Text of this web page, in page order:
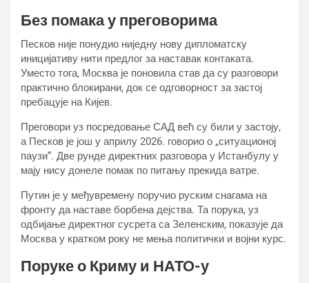
Без помака у преговорима
Песков није понудио ниједну нову дипломатску
иницијативу нити предлог за наставак контаката.
Уместо тога, Москва је поновила став да су разговори
практично блокирани, док се одговорност за застој
пребацује на Кијев.
Преговори уз посредовање САД већ су били у застоју,
а Песков је још у априлу 2026. говорио о „ситуационој
паузи“. Две рунде директних разговора у Истанбулу у
мају нису донеле помак по питању прекида ватре.
Путин је у међувремену поручио руским снагама на
фронту да наставе борбена дејства. Та порука, уз
одбијање директног сусрета са Зеленским, показује да
Москва у кратком року не мења политички и војни курс.
Поруке о Криму и НАТО-у